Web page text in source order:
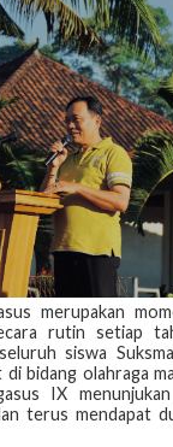
merupakan
rutin setiap
siswa
di bidang olahraga
IX
terus mendapat